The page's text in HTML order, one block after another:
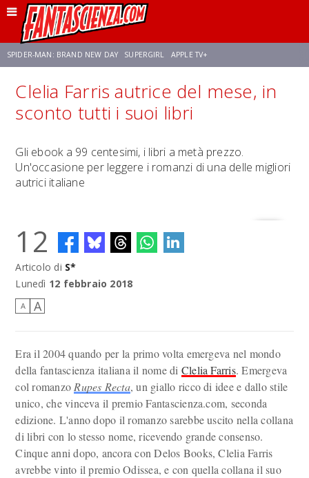
SPIDER-MAN: BRAND NEW DAY SUPERGIRL APPLE TV+
FRANCO RICCIARDIELLO ZENDAYA STAR TREK AVENGERS: DOOMSDAY
Clelia Farris autrice del mese, in
sconto tutti i suoi libri
Gli ebook a 99 centesimi, i libri a metà prezzo.
Un'occasione per leggere i romanzi di una delle migliori
autrici italiane
12
Articolo di S*
Lunedì 12 febbraio 2018
A A
Era il 2004 quando per la primo volta emergeva nel mondo
della fantascienza italiana il nome di Clelia Farris. Emergeva
col romanzo Rupes Recta, un giallo ricco di idee e dallo stile
unico, che vinceva il premio Fantascienza.com, seconda
edizione. L'anno dopo il romanzo sarebbe uscito nella collana
di libri con lo stesso nome, ricevendo grande consenso.
Cinque anni dopo, ancora con Delos Books, Clelia Farris
avrebbe vinto il premio Odissea, e con quella collana il suo